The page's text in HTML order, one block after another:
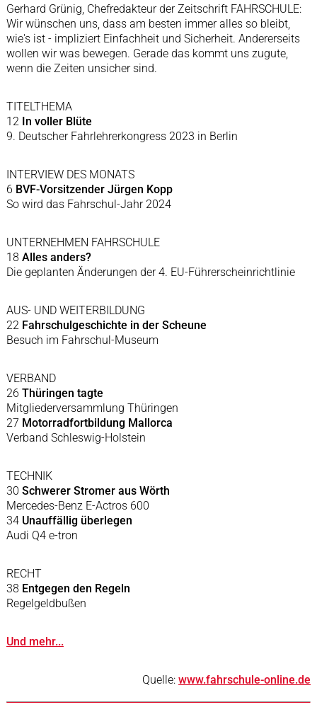
Gerhard Grünig, Chefredakteur der Zeitschrift FAHRSCHULE:
Wir wünschen uns, dass am besten immer alles so bleibt,
wie's ist - impliziert Einfachheit und Sicherheit. Andererseits
wollen wir was bewegen. Gerade das kommt uns zugute,
wenn die Zeiten unsicher sind.
TITELTHEMA
12 In voller Blüte
9. Deutscher Fahrlehrerkongress 2023 in Berlin
INTERVIEW DES MONATS
6 BVF-Vorsitzender Jürgen Kopp
So wird das Fahrschul-Jahr 2024
UNTERNEHMEN FAHRSCHULE
18 Alles anders?
Die geplanten Änderungen der 4. EU-Führerscheinrichtlinie
AUS- UND WEITERBILDUNG
22 Fahrschulgeschichte in der Scheune
Besuch im Fahrschul-Museum
VERBAND
26 Thüringen tagte
Mitgliederversammlung Thüringen
27 Motorradfortbildung Mallorca
Verband Schleswig-Holstein
TECHNIK
30 Schwerer Stromer aus Wörth
Mercedes-Benz E-Actros 600
34 Unauffällig überlegen
Audi Q4 e-tron
RECHT
38 Entgegen den Regeln
Regelgeldbußen
Und mehr...
Quelle:www.fahrschule-online.de